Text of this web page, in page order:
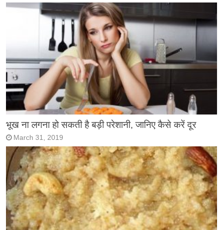
भूख ना लगना हो सकती है बड़ी परेशानी, जानिए कैसे करें दूर
March 31, 2019